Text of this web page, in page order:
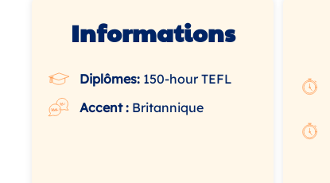
Informations
Diplômes: 150-hour TEFL
Accent : Britannique